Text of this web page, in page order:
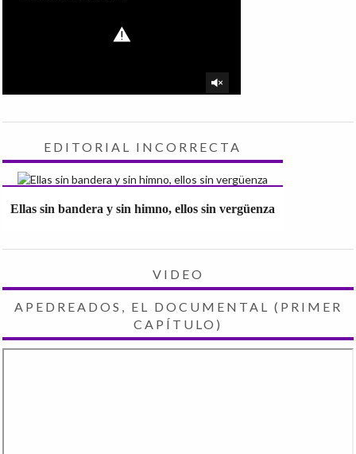
EDITORIAL INCORRECTA
Ellas sin bandera y sin himno, ellos sin vergüenza
VIDEO
APEDREADOS, EL DOCUMENTAL (PRIMER
CAPÍTULO)